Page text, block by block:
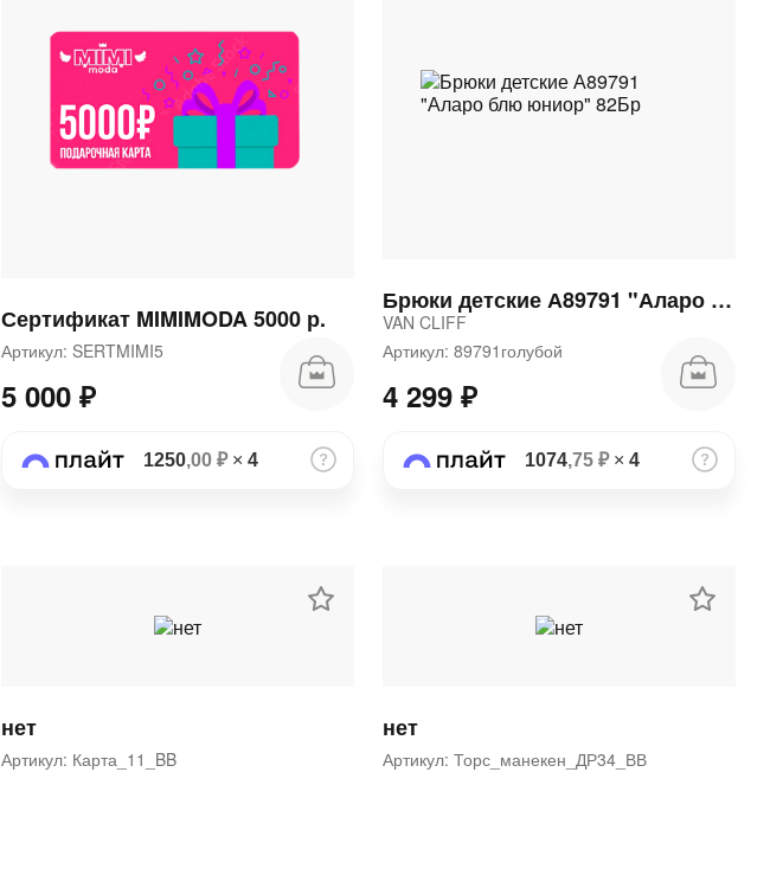
Сертификат MIMIMODA 5000 р.
Артикул: SERTMIMI5
5 000 ₽
1250,00 ₽× 4
Брюки детские А89791 "Аларо блю юниор" 82Бр
VAN CLIFF
Артикул: 89791голубой
4 299 ₽
1074,75 ₽× 4
нет
Артикул: Карта_11_BB
нет
Артикул: Торс_манекен_ДР34_ВВ